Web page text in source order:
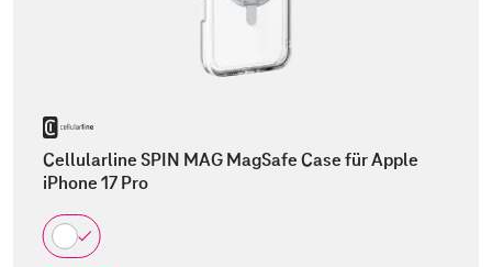
Cellularline SPIN MAG MagSafe Case für Apple
iPhone 17 Pro